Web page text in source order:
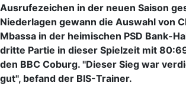
Ausrufezeichen in der neuen Saison
Niederlagen gewann die Auswahl von
Mbassa in der heimischen PSD Bank-
dritte Partie in dieser Spielzeit mit
den BBC Coburg. "Dieser Sieg war
gut", befand der BIS-Trainer.